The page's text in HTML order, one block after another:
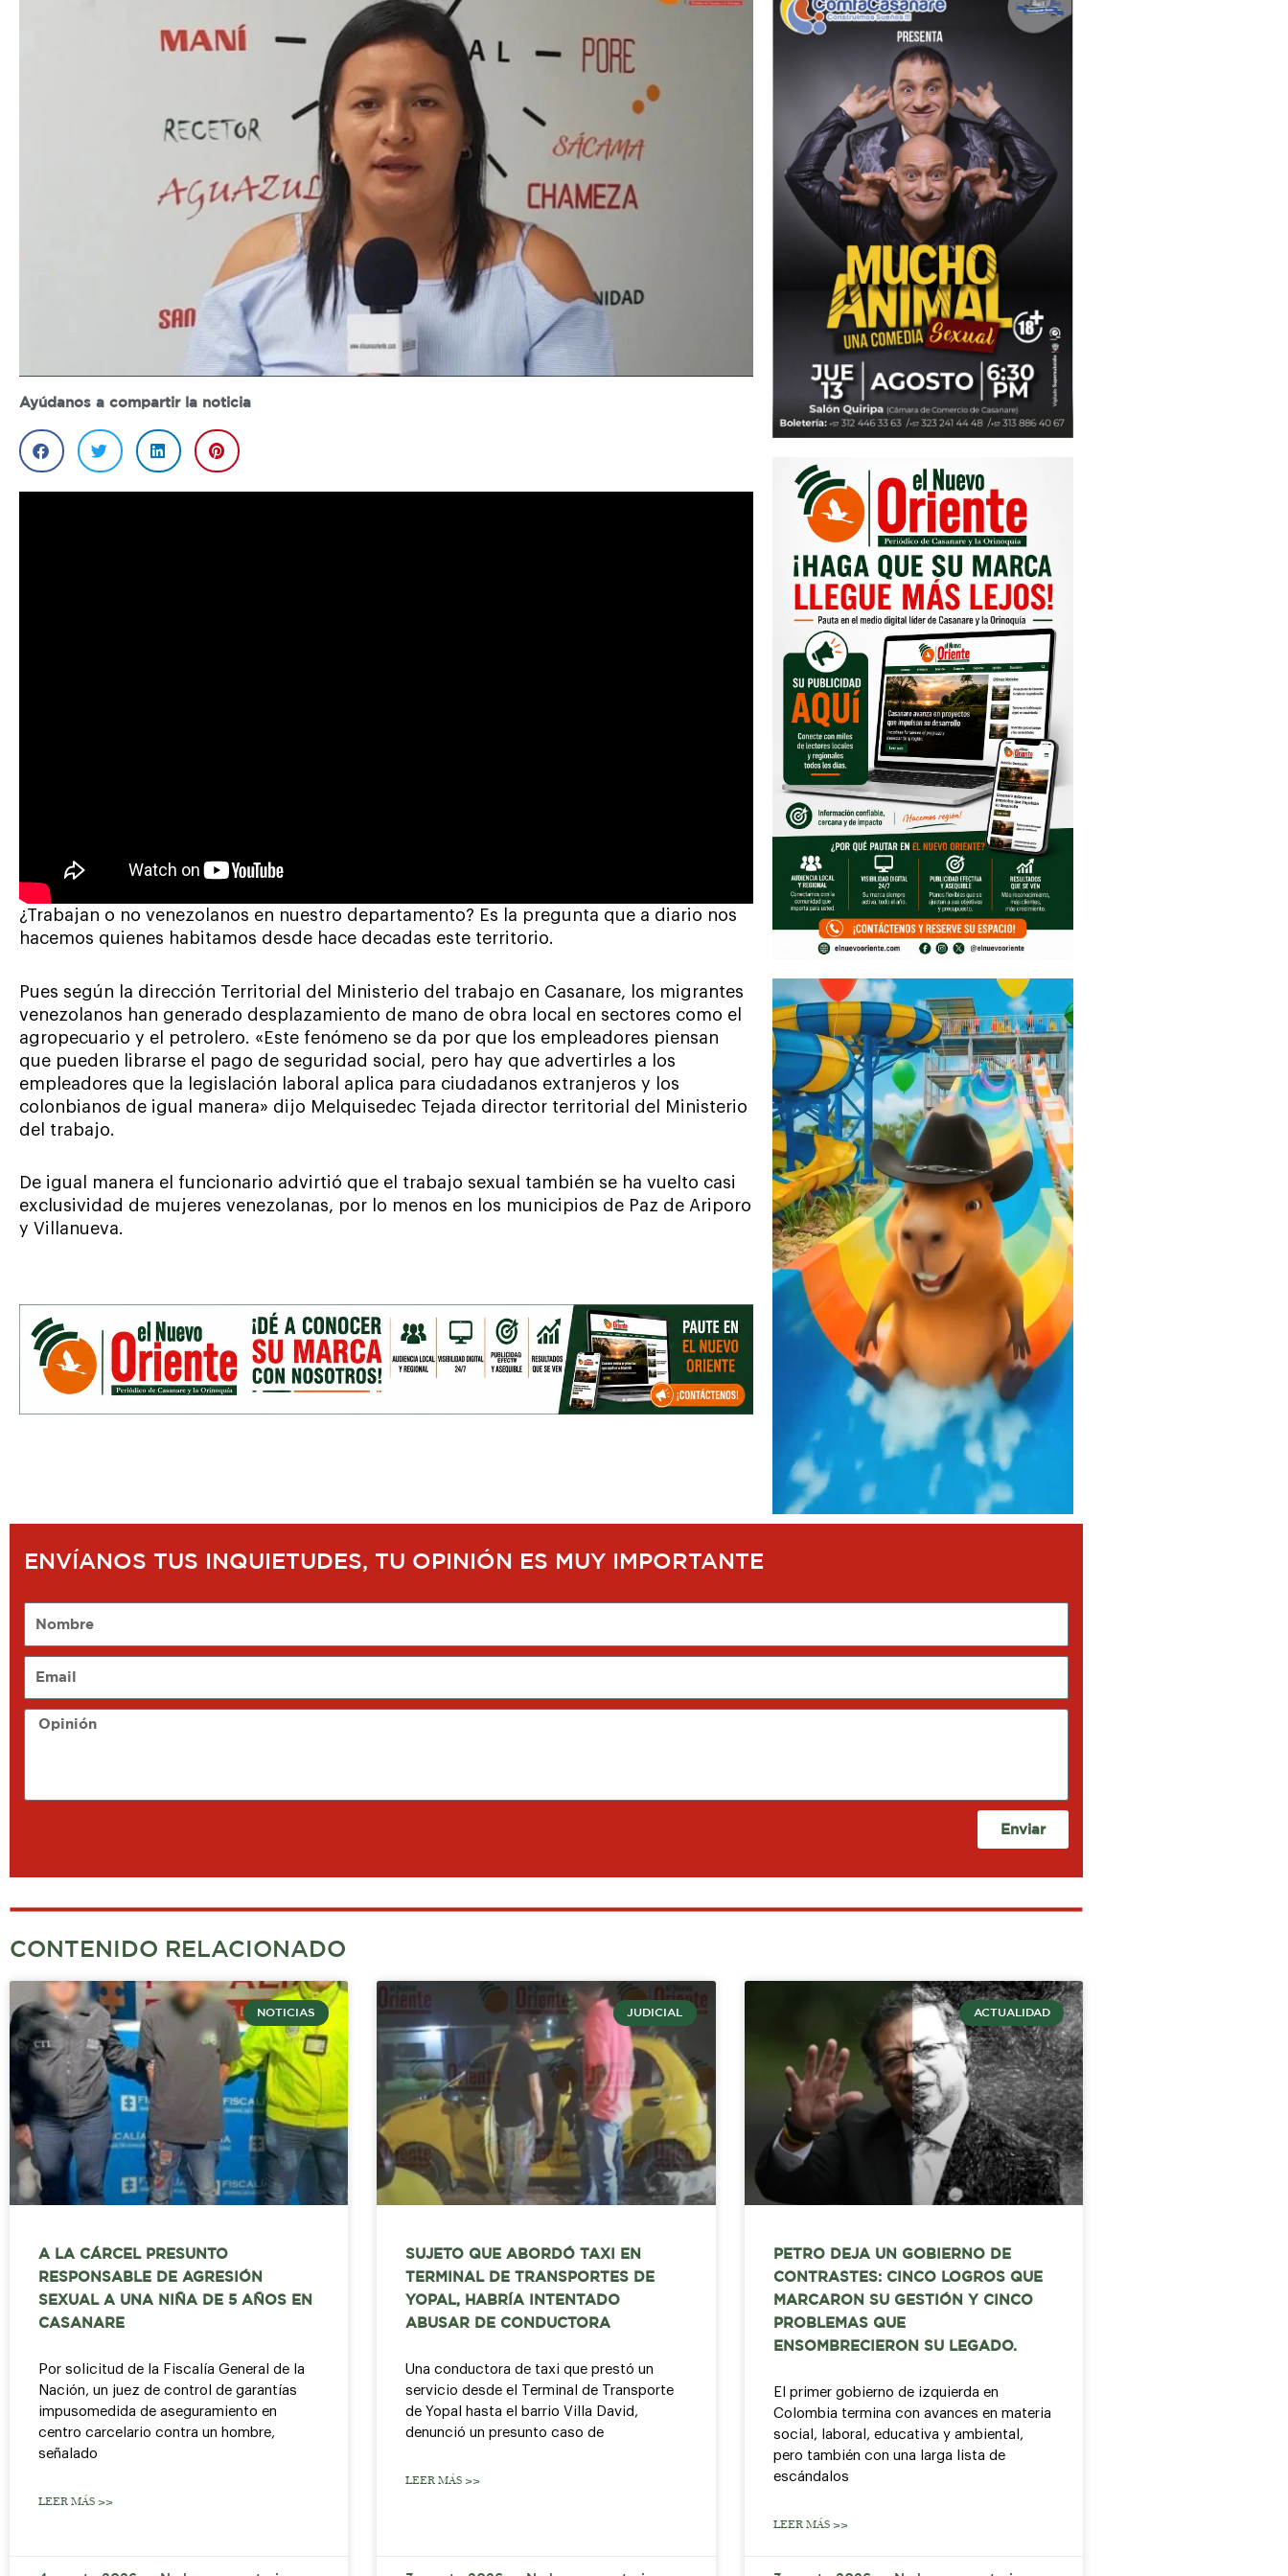
Ayúdanos a compartir la noticia
¿Trabajan o no venezolanos en nuestro departamento? Es la pregunta que a diario nos
hacemos quienes habitamos desde hace decadas este territorio.
Pues según la dirección Territorial del Ministerio del trabajo en Casanare, los migrantes
venezolanos han generado desplazamiento de mano de obra local en sectores como el
agropecuario y el petrolero. «Este fenómeno se da por que los empleadores piensan
que pueden librarse el pago de seguridad social, pero hay que advertirles a los
empleadores que la legislación laboral aplica para ciudadanos extranjeros y los
colonbianos de igual manera» dijo Melquisedec Tejada director territorial del Ministerio
del trabajo.
De igual manera el funcionario advirtió que el trabajo sexual también se ha vuelto casi
exclusividad de mujeres venezolanas, por lo menos en los municipios de Paz de Ariporo
y Villanueva.
ENVÍANOS TUS INQUIETUDES, TU OPINIÓN ES MUY IMPORTANTE
Opinión
Enviar
CONTENIDO RELACIONADO
NOTICIAS
A LA CÁRCEL PRESUNTO
RESPONSABLE DE AGRESIÓN
SEXUAL A UNA NIÑA DE 5 AÑOS EN
CASANARE
Por solicitud de la Fiscalía General de la
Nación, un juez de control de garantías
impusomedida de aseguramiento en
centro carcelario contra un hombre,
señalado
LEER MÁS >>
JUDICIAL
SUJETO QUE ABORDÓ TAXI EN
TERMINAL DE TRANSPORTES DE
YOPAL, HABRÍA INTENTADO
ABUSAR DE CONDUCTORA
Una conductora de taxi que prestó un
servicio desde el Terminal de Transporte
de Yopal hasta el barrio Villa David,
denunció un presunto caso de
LEER MÁS >>
ACTUALIDAD
PETRO DEJA UN GOBIERNO DE
CONTRASTES: CINCO LOGROS QUE
MARCARON SU GESTIÓN Y CINCO
PROBLEMAS QUE
ENSOMBRECIERON SU LEGADO.
El primer gobierno de izquierda en
Colombia termina con avances en materia
social, laboral, educativa y ambiental,
pero también con una larga lista de
escándalos
LEER MÁS >>